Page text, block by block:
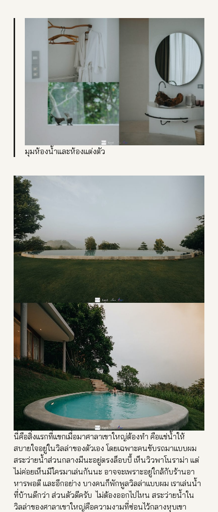
มุมห้องน้ำและห้องแต่งตัว
นี่คือสิ่งแรกที่แขกเมื่อมาศาลาเขาใหญ่ต้องทำ คือแช่น้ำให้
สบายใจอยู่ในวิลล่าของตัวเอง โดยเฉพาะคนขับรถมาแบบผม
สระว่ายน้ำส่วนกลางมีนะอยู่ตรงล็อบบี้ เห็นวิวพาโนราม่า แต่
ไม่ค่อยเห็นมีใครมาเล่นกันนะ อาจจะเพราะอยู่ใกล้กับร้านอา
หารพอดี และอีกอย่าง บางคนก็พักพูลวิลล่าแบบผม เราเล่นน้ำ
ที่บ้านดีกว่า ส่วนตัวดีครับ ไม่ต้องออกไปไหน สระว่ายน้ำใน
วิลล่าของศาลาเขาใหญ่คือความงามที่ซ่อนไว้กลางหุบเขา